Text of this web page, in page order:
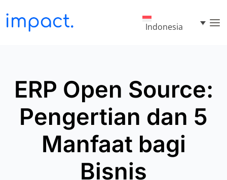
Indonesia
ERP Open Source:
Pengertian dan 5
Manfaat bagi
Bisnis